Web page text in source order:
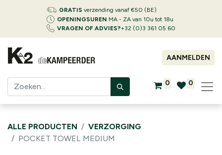
GRATIS verzending vanaf €50 (BE)
OPENINGSUREN MA - ZA van 10u tot 18u
VRAGEN OF ADVIES?+32 (0)3 361 05 60
AANMELDEN
0 0
ALLE PRODUCTEN
VERZORGING
POCKET TOWEL MEDIUM